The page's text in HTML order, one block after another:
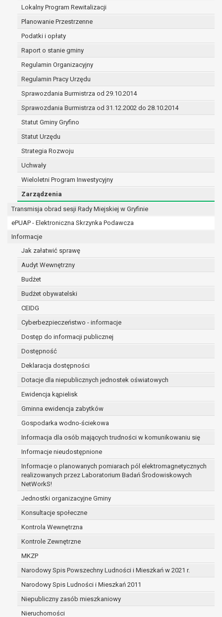
Lokalny Program Rewitalizacji
Planowanie Przestrzenne
Podatki i opłaty
Raport o stanie gminy
Regulamin Organizacyjny
Regulamin Pracy Urzędu
Sprawozdania Burmistrza od 29.10.2014
Sprawozdania Burmistrza od 31.12.2002 do 28.10.2014
Statut Gminy Gryfino
Statut Urzędu
Strategia Rozwoju
Uchwały
Wieloletni Program Inwestycyjny
Zarządzenia
Transmisja obrad sesji Rady Miejskiej w Gryfinie
ePUAP - Elektroniczna Skrzynka Podawcza
Informacje
Jak załatwić sprawę
Audyt Wewnętrzny
Budżet
Budżet obywatelski
CEIDG
Cyberbezpieczeństwo - informacje
Dostęp do informacji publicznej
Dostępność
Deklaracja dostępności
Dotacje dla niepublicznych jednostek oświatowych
Ewidencja kąpielisk
Gminna ewidencja zabytków
Gospodarka wodno-ściekowa
Informacja dla osób mających trudności w komunikowaniu się
Informacje nieudostępnione
Informacje o planowanych pomiarach pól elektromagnetycznych
realizowanych przez Laboratorium Badań Środowiskowych
NetWorkS!
Jednostki organizacyjne Gminy
Konsultacje społeczne
Kontrola Wewnętrzna
Kontrole Zewnętrzne
MKZP
Narodowy Spis Powszechny Ludności i Mieszkań w 2021 r.
Narodowy Spis Ludności i Mieszkań 2011
Niepubliczny zasób mieszkaniowy
Nieruchomości
(merytorycznych), a także obowiązków i
zadań zleconych przez instytucje
nadrzędne wobec Gminy;
zawarcia i realizacji umów;
ochrony żywotnych interesów osoby, której
wykonania zadania realizowanego w
interesie publicznym lub w ramach
sprawowania władzy publicznej
powierzonej administratorowi;
w pozostałych przypadkach dane osobowe
przetwarzane są wyłącznie na podstawie
wcześniej udzielonej zgody w zakresie i celu
określonym w treści zgody.
W związku z przetwarzaniem danych w celu
wskazanym w pkt. 3, dane osobowe mogą być
udostępniane innym upoważnionym odbiorcom lub
kategoriom odbiorców danych osobowych.
Odbiorcami mogą być:
podmioty, które przetwarzają dane
osobowe w imieniu administratora na
osobowych;
podmioty upoważnione do odbioru danych
przepisów prawa.
Pani/Pana dane osobowe będą przetwarzane
przez okres niezbędny do realizacji celu dla jakiego
zostały zebrane oraz zgodnie z terminami
archiwizacji określonymi przez przepisy prawa
powszechnie obowiązującego.
W przypadku, gdy dane osobowe przetwarzane są
na podstawie zgody osoby, której dane dotyczą
przetwarzanie odbywa się do czasu wycofania tej
zgody.
W przypadku, gdy dane osobowe przetwarzane są
w celu zawarcia i realizacji umowy przetwarzanie
odbywa się przez okres niezbędny do realizacji
zawartej umowy, a po tym czasie w zakresie
wymaganym przez przepisy prawa lub dla
zabezpieczenia ewentualnych roszczeń, a w
przypadku wyrażenia zgody na przetwarzanie
danych po zakończeniu i rozliczeniu umowy, do
czasu wycofania tej zgody.
Ponadto w przypadku umów o dofinansowanie
dane osobowe od momentu pozyskania
przechowywane są przez okres wynikający z
umowy o dofinansowanie zawartej między
beneficjentem a określoną instytucją, trwałości
danego projektu i konieczności zachowania
dokumentacji projektu do celów kontrolnych.
W związku z przetwarzaniem przez
administratora danych osobowych przysługuje
Pani/Panu:
prawo dostępu do treści danych oraz